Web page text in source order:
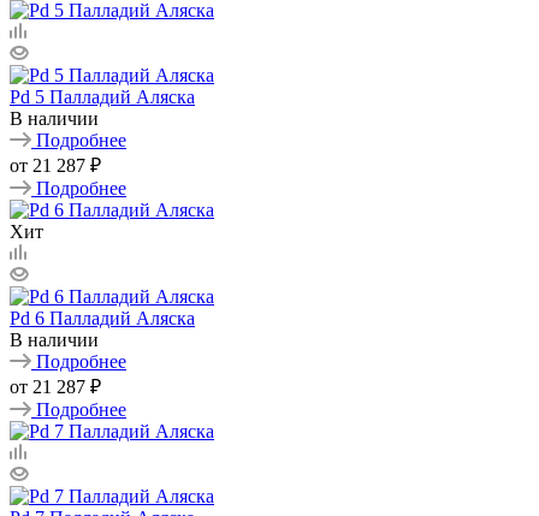
Pd 5 Палладий Аляска
В наличии
Подробнее
от 21 287 ₽
Подробнее
Хит
Pd 6 Палладий Аляска
В наличии
Подробнее
от 21 287 ₽
Подробнее